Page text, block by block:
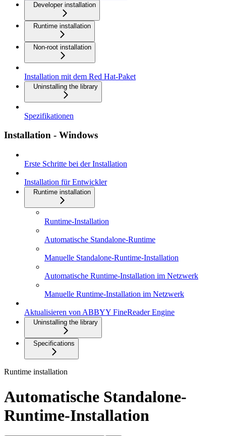
Developer installation
Runtime installation
Non-root installation
Installation mit dem Red Hat-Paket
Uninstalling the library
Spezifikationen
Installation - Windows
Erste Schritte bei der Installation
Installation für Entwickler
Runtime installation
Runtime-Installation
Automatische Standalone-Runtime
Manuelle Standalone-Runtime-Installation
Automatische Runtime-Installation im Netzwerk
Manuelle Runtime-Installation im Netzwerk
Aktualisieren von ABBYY FineReader Engine
Uninstalling the library
Specifications
Runtime installation
Automatische Standalone-
Runtime-Installation